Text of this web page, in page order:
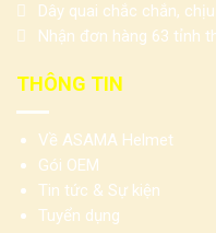
Dây quai chắc chắn,
Nhận đơn hàng 63 tỉnh
THÔNG TIN
Về ASAMA Helmet
Gói OEM
Tin tức & Sự kiện
Tuyển dụng